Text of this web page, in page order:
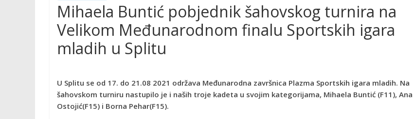
Mihaela Buntić pobjednik šahovskog turnira na
Velikom Međunarodnom finalu Sportskih igara
mladih u Splitu
U Splitu se od 17. do 21.08 2021 održava Međunarodna završnica Plazma Sportskih igara mladih. Na
šahovskom turniru nastupilo je i naših troje kadeta u svojim kategorijama, Mihaela Buntić (F11), Ana
Ostojić(F15) i Borna Pehar(F15).